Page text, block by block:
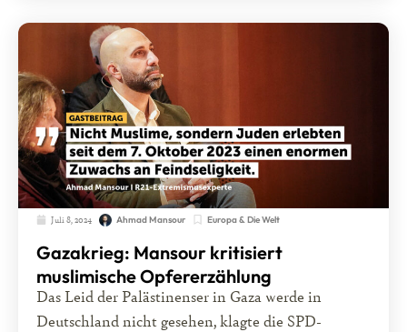
Juli 8, 2024 Ahmad Mansour Europa & Die Welt
Gazakrieg: Mansour kritisiert
muslimische Opfererzählung
Das Leid der Palästinenser in Gaza werde in
Deutschland nicht gesehen, klagte die SPD-